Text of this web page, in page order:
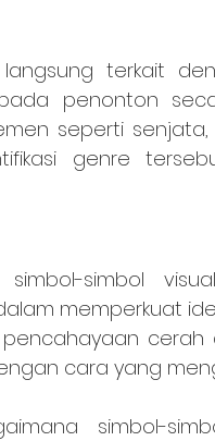
penonton
seperti
genre
memperkuat
cara yang